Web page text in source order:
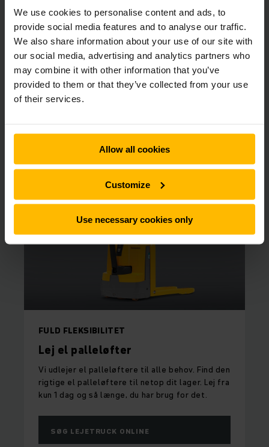
We use cookies to personalise content and ads, to
provide social media features and to analyse our traffic.
We also share information about your use of our site with
our social media, advertising and analytics partners who
may combine it with other information that you’ve
provided to them or that they’ve collected from your use
of their services.
Allow all cookies
Customize
Use necessary cookies only
Hvis du ønsker at leje en truck, er du kommet til det rette
sted. Vi udlejer trucks til alle formål. Vores brede
udlejningsflåde omfatter alt fra elektriske palletrucks til
reach trucks og gaffeltrucks. Du kan leje en gaffeltruck hos
os fra blot 1 dag og så længe du ønsker med fleksible
lejevilkår.
Her kan du vælge, hvilken truck du
vil leje, direkte online
FULD FLEKSIBILITET
Lej el palleløfter
Vi udlejer el palleløftere til alle behov. Find den
rigtige el palleløftere til netop dit lager. Lej fra
kun 1 dag og så længe, du har brug for det.
SØG LEJETRUCK ONLINE